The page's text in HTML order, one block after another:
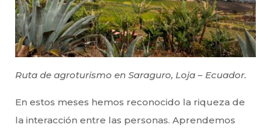
Ruta de agroturismo en Saraguro, Loja – Ecuador.
En estos meses hemos reconocido la riqueza de
la interacción entre las personas. Aprendemos